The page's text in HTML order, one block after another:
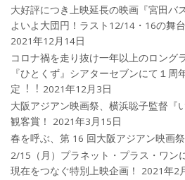
大好評につき上映延長の映画『宮田バ
よいよ大団円！ラスト12/14・16の舞
2021年12月14日
コロナ禍を⾛り抜け⼀年以上のロング
『ひとくず』シアターセブンにて１
定︕︕ 2021年12月3日
大阪アジアン映画祭、横浜聡子監督『
観客賞！
2021年3月15日
春を呼ぶ、第 16 回大阪アジアン映画祭
2/15（月）プラネット・プラス・ワン
現在をつなぐ特別上映企画！
2021年2